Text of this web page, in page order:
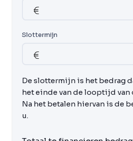
Slottermijn
De slottermijn is het bedrag
het einde van de looptijd
Na het betalen hiervan is de
u.